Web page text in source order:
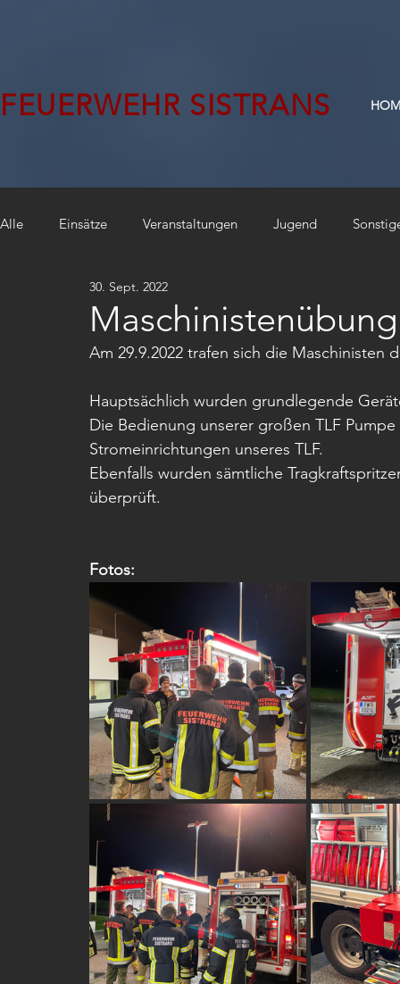
FEUERWEHR SISTRANS
Alle Einsätze Veranstaltungen Jugend
30. Sept. 2022
Am 29.9.2022 trafen sich die Maschinisten
Hauptsächlich wurden grundlegende
Die Bedienung unserer großen TLF
Stromeinrichtungen unseres TLF.
Ebenfalls wurden sämtliche
überprüft.
Fotos: